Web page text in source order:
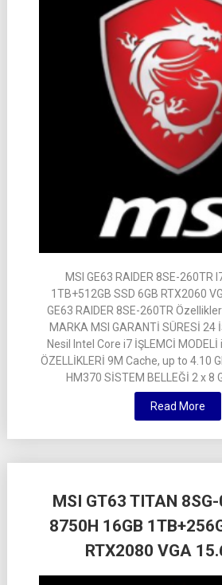
MSI GE63 RAIDER 8SE-260TR
1TB+512GB SSD 6GB RTX2060
GE63 RAIDER 8SE-260TR
MARKA MSI GARANTİ SÜRESİ 24
Nesil Intel Core i7 İŞLEMCİ
ÖZELLİKLERİ 9M Cache, up to 4.10
HM370 SİSTEM BELLEĞİ 2 x 8
Read More
MSI GT63 TITAN
8750H 16GB
RTX2080 VGA